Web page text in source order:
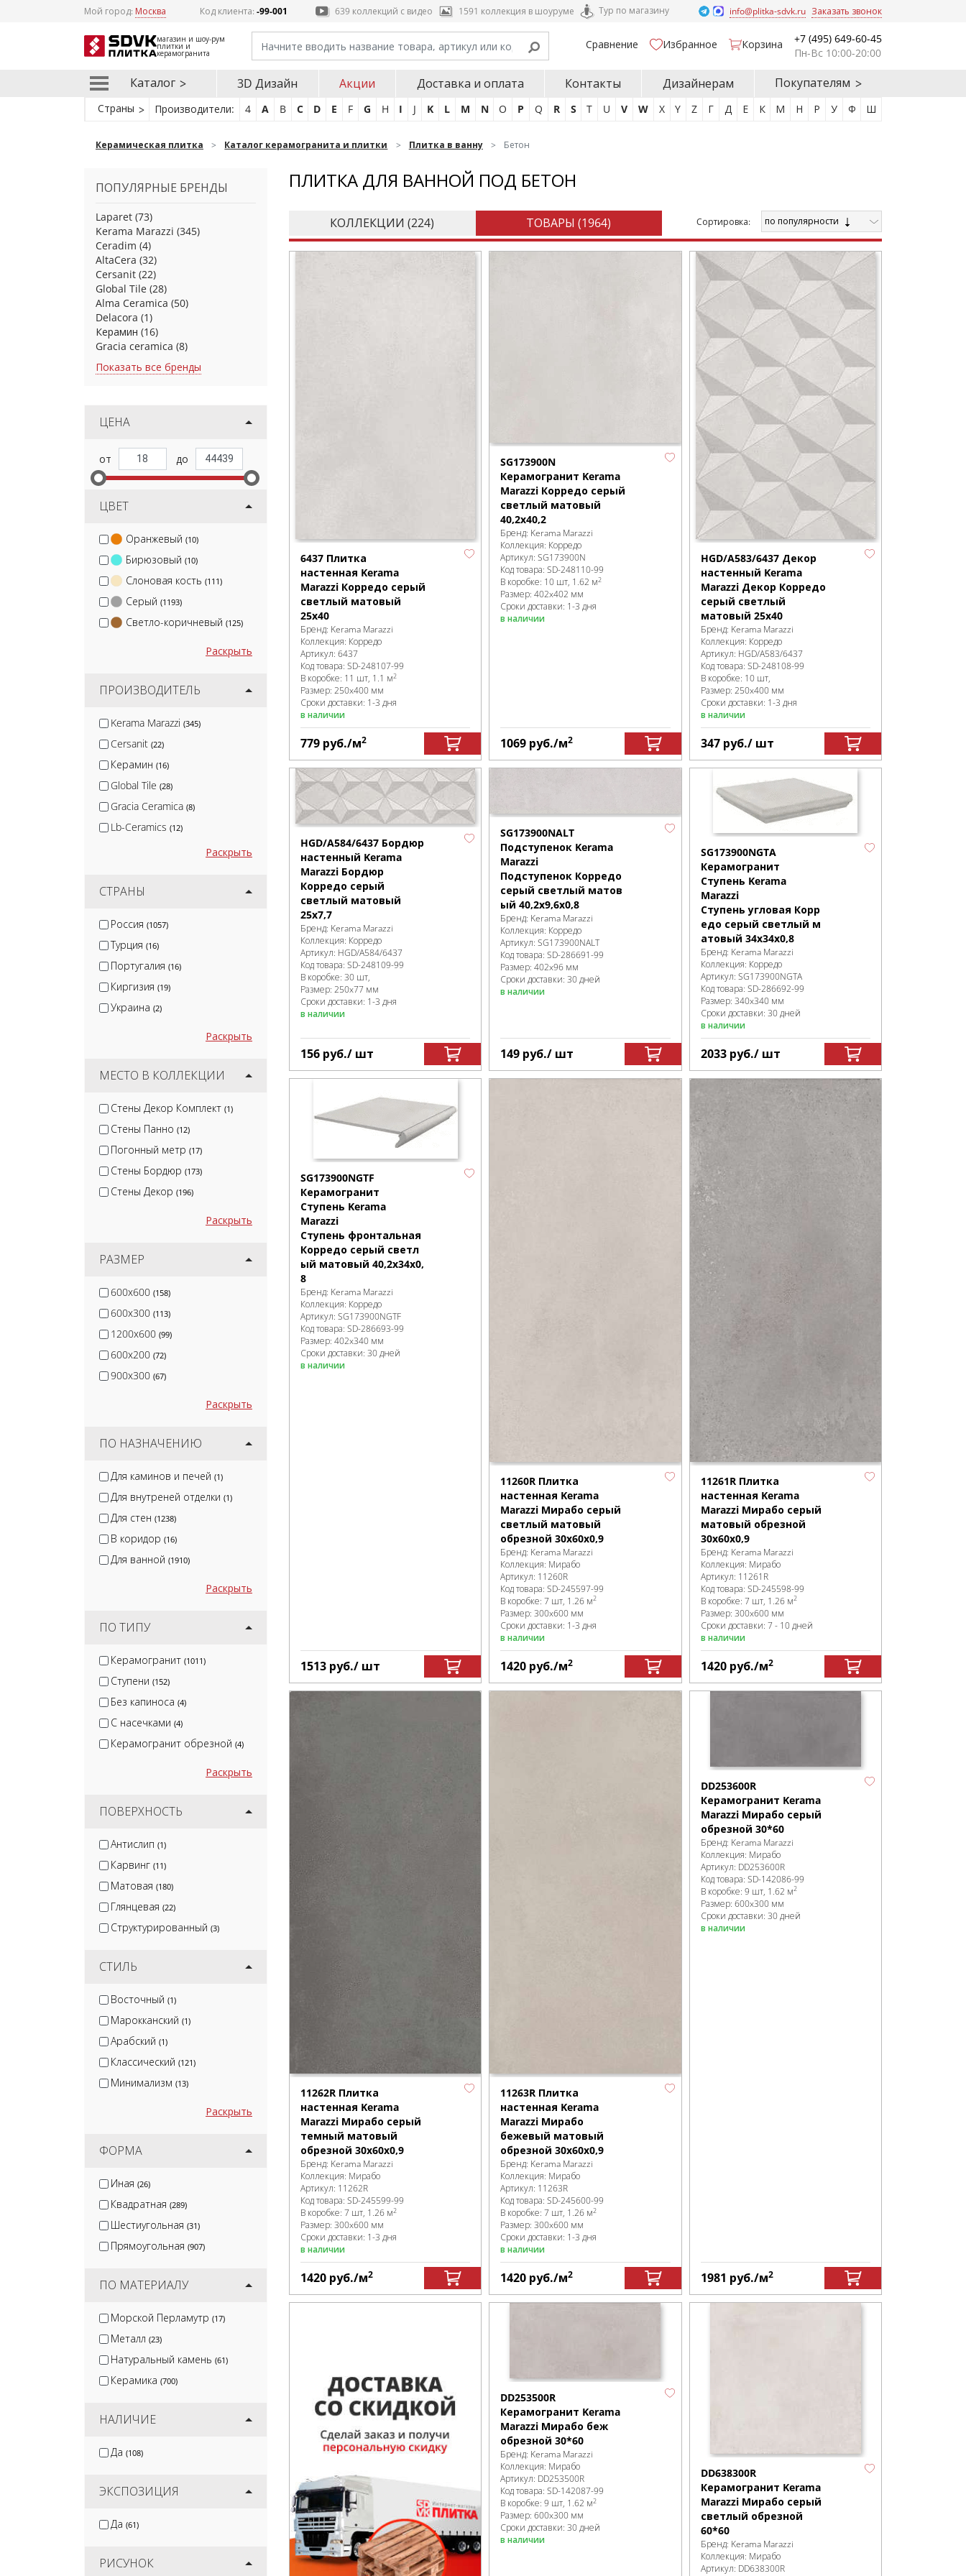
Мой город: Москва Код клиента: -99-001 639 коллекций с видео 1591 коллекция в шоуруме Тур по магазину info@plitka-sdvk.ru Заказать звонок
магазин и шоу-рум
плитки и
керамогранита
Сравнение Избранное Корзина
+7 (495) 649-60-45
Пн-Вс 10:00-20:00
Каталог 3D Дизайн Акции Доставка и оплата Контакты Дизайнерам Покупателям
Страны Производители: 4 A B C D E F G H I J K L M N O P Q R S T U V W X Y Z Г Д Е К М Н Р У Ф Ш
Керамическая плитка Каталог керамогранита и плитки Плитка в ванну Бетон
ПОПУЛЯРНЫЕ БРЕНДЫ
Laparet (73)
Kerama Marazzi (345)
Ceradim (4)
AltaCera (32)
Cersanit (22)
Global Tile (28)
Alma Ceramica (50)
Delacora (1)
Керамин (16)
Gracia ceramica (8)
Показать все бренды
ЦЕНА
ЦВЕТ
Оранжевый (10)
Бирюзовый (10)
Слоновая кость (111)
Серый (1193)
Светло-коричневый (125)
Раскрыть
ПРОИЗВОДИТЕЛЬ
Kerama Marazzi (345)
Cersanit (22)
Керамин (16)
Global Tile (28)
Gracia Ceramica (8)
Lb-Ceramics (12)
Equipe
Atlas Concorde
Mainzu (7)
Раскрыть
СТРАНЫ
Россия (1057)
Турция (16)
Португалия (16)
Киргизия (19)
Украина (2)
Раскрыть
МЕСТО В КОЛЛЕКЦИИ
Стены Декор Комплект (1)
Стены Панно (12)
Погонный метр (17)
Стены Бордюр (173)
Стены Декор (196)
Раскрыть
РАЗМЕР
600x600 (158)
600x300 (113)
1200x600 (99)
600x200 (72)
900x300 (67)
Раскрыть
ПО НАЗНАЧЕНИЮ
Для каминов и печей (1)
Для внутреней отделки (1)
Для стен (1238)
В коридор (16)
Для ванной (1910)
Раскрыть
ПО ТИПУ
Керамогранит (1011)
Ступени (152)
Без капиноса (4)
С насечками (4)
Керамогранит обрезной (4)
Раскрыть
ПОВЕРХНОСТЬ
Антислип (1)
Карвинг (11)
Матовая (180)
Глянцевая (22)
Структурированный (3)
СТИЛЬ
Восточный (1)
Марокканский (1)
Арабский (1)
Классический (121)
Минимализм (13)
Раскрыть
ФОРМА
Иная (26)
Квадратная (289)
Шестиугольная (31)
Прямоугольная (907)
ПО МАТЕРИАЛУ
Морской Перламутр (17)
Металл (23)
Натуральный камень (61)
Керамика (700)
НАЛИЧИЕ
Да (108)
ЭКСПОЗИЦИЯ
Да (61)
РИСУНОК
ПЛИТКА ДЛЯ ВАННОЙ ПОД БЕТОН
КОЛЛЕКЦИИ (224) ТОВАРЫ (1964) Cортировка: по популярности
6437 Плитка
настенная Kerama
Marazzi Корредо серый
светлый матовый
25x40
Бренд: Kerama Marazzi
Коллекция: Корредо
Артикул: 6437
Код товара: SD-248107-99
В коробке: 11 шт, 1.1 м2
Размер: 250x400 мм
Сроки доставки: 1-3 дня
в наличии
779 руб./м2
SG173900N
Керамогранит Kerama
Marazzi Корредо серый
светлый матовый
40,2x40,2
Бренд: Kerama Marazzi
Коллекция: Корредо
Артикул:SG173900N
Код товара:SD-248110-99
В коробке: 10 шт, 1.62 м2
Размер:402x402 мм
Сроки доставки: 1-3 дня
в наличии
1069 руб./м2
HGD/A583/6437 Декор
настенный Kerama
Marazzi Декор Корредо
серый светлый
матовый 25x40
Бренд: Kerama Marazzi
Коллекция: Корредо
Артикул: HGD/A583/6437
Код товара: SD-248108-99
В коробке: 10 шт,
Размер: 250x400 мм
Сроки доставки: 1-3 дня
в наличии
347 руб./ шт
HGD/A584/6437 Бордюр
настенный Kerama
Marazzi Бордюр
Корредо серый
светлый матовый
25x7,7
Бренд: Kerama Marazzi
Коллекция: Корредо
Артикул: HGD/A584/6437
Код товара: SD-248109-99
В коробке: 30 шт,
Размер: 250x77 мм
Сроки доставки: 1-3 дня
в наличии
156 руб./ шт
SG173900NALT
Подступенок Kerama
Marazzi
Подступенок Корредо
серый светлый матов
ый 40,2x9,6x0,8
Бренд: Kerama Marazzi
Коллекция: Корредо
Артикул:SG173900NALT
Код товара:SD-286691-99
Размер:402x96 мм
Сроки доставки: 30 дней
в наличии
149 руб./ шт
SG173900NGTA
Керамогранит
Ступень Kerama
Marazzi
Ступень угловая Корр
едо серый светлый м
атовый 34x34x0,8
Бренд: Kerama Marazzi
Коллекция: Корредо
Артикул: SG173900NGTA
Код товара: SD-286692-99
Размер: 340x340 мм
Сроки доставки: 30 дней
в наличии
2033 руб./ шт
SG173900NGTF
Керамогранит
Ступень Kerama
Marazzi
Ступень фронтальная
Корредо серый светл
ый матовый 40,2x34x0,
8
Бренд: Kerama Marazzi
Коллекция: Корредо
Артикул: SG173900NGTF
Код товара: SD-286693-99
Размер: 402x340 мм
Сроки доставки: 30 дней
в наличии
1513 руб./ шт
11260R Плитка
настенная Kerama
Marazzi Мирабо серый
светлый матовый
обрезной 30x60x0,9
Бренд: Kerama Marazzi
Коллекция: Мирабо
Артикул: 11260R
Код товара:SD-245597-99
В коробке:7 шт, 1.26 м2
Размер:300x600 мм
Сроки доставки: 1-3 дня
в наличии
1420 руб./м2
11261R Плитка
настенная Kerama
Marazzi Мирабо серый
матовый обрезной
30x60x0,9
Бренд: Kerama Marazzi
Коллекция: Мирабо
Артикул: 11261R
Код товара: SD-245598-99
В коробке: 7 шт, 1.26 м2
Размер: 300x600 мм
Сроки доставки: 7 - 10 дней
в наличии
1420 руб./м2
11262R Плитка
настенная Kerama
Marazzi Мирабо серый
темный матовый
обрезной 30x60x0,9
Бренд: Kerama Marazzi
Коллекция: Мирабо
Артикул: 11262R
Код товара: SD-245599-99
В коробке: 7 шт, 1.26 м2
Размер: 300x600 мм
Сроки доставки: 1-3 дня
в наличии
1420 руб./м2
11263R Плитка
настенная Kerama
Marazzi Мирабо
бежевый матовый
обрезной 30x60x0,9
Бренд: Kerama Marazzi
Коллекция: Мирабо
Артикул: 11263R
Код товара:SD-245600-99
В коробке:7 шт, 1.26 м2
Размер:300x600 мм
Сроки доставки: 1-3 дня
в наличии
1420 руб./м2
DD253600R
Керамогранит Kerama
Marazzi Мирабо серый
обрезной 30*60
Бренд: Kerama Marazzi
Коллекция: Мирабо
Артикул: DD253600R
Код товара: SD-142086-99
В коробке: 9 шт, 1.62 м2
Размер: 600x300 мм
Сроки доставки: 30 дней
в наличии
1981 руб./м2
DD253500R
Керамогранит Kerama
Marazzi Мирабо беж
обрезной 30*60
Бренд: Kerama Marazzi
Коллекция: Мирабо
Артикул: DD253500R
Код товара:SD-142087-99
В коробке:9 шт, 1.62 м2
Размер:600x300 мм
Сроки доставки: 30 дней
в наличии
DD638300R
Керамогранит Kerama
Marazzi Мирабо серый
светлый обрезной
60*60
Бренд: Kerama Marazzi
Коллекция: Мирабо
Артикул: DD638300R